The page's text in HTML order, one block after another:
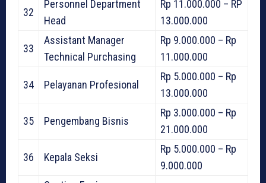
32
Personnel Department
Head
Rp 11.000.000 – RP
13.000.000
33
Assistant Manager
Technical Purchasing
Rp 9.000.000 – Rp
11.000.000
34 Pelayanan Profesional
Rp 5.000.000 – Rp
13.000.000
35 Pengembang Bisnis
Rp 3.000.000 – Rp
21.000.000
36 Kepala Seksi
Rp 5.000.000 – Rp
9.000.000